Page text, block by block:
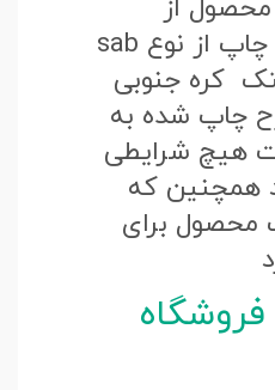
از
بهترین نوع مواد چاپ از نوع sab
کره جنوبی
چاپ شده به
هیچ شرایطی
همچنین که
محصول برای
فروشگاه